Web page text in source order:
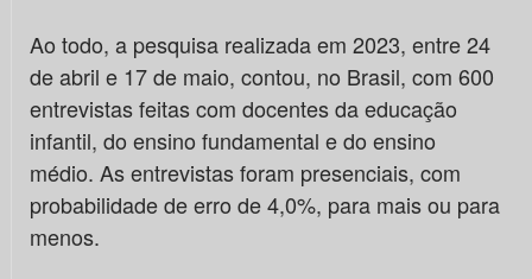
Ao todo, a pesquisa realizada em 2023, entre 24
de abril e 17 de maio, contou, no Brasil, com 600
entrevistas feitas com docentes da educação
infantil, do ensino fundamental e do ensino
médio. As entrevistas foram presenciais, com
probabilidade de erro de 4,0%, para mais ou para
menos.